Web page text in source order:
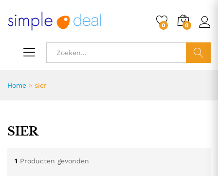
0 0
Home » sier
SIER
1 Producten gevonden